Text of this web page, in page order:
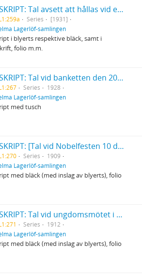
MANUSKRIPT: Tal avsett att hållas vid en författarkongress i Lübeck (på svenska och på tyska)
Series
[1931]
Lagerlöf-samlingen
i blyerts respektive bläck, samt i
folio m.m.
MANUSKRIPT: Tal vid banketten den 20 november 1928
Series
1928
Lagerlöf-samlingen
med tusch
MANUSKRIPT: [Tal vid Nobelfesten 10 december 1909]
Series
1909
Lagerlöf-samlingen
med bläck (med inslag av blyerts), folio
MANUSKRIPT: Tal vid ungdomsmötet i Arvika 23 juni 1912
Series
1912
Lagerlöf-samlingen
med bläck (med inslag av blyerts), folio